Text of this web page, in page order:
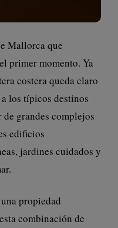
Mallorca que
primer momento. Ya
costera queda claro
los típicos destinos
grandes complejos
edificios
jardines cuidados y
propiedad
combinación de